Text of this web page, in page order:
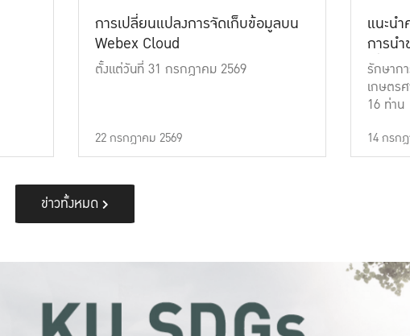
การเปลี่ยนแปลงการจัดเก็บข้อมูลบน
Webex Cloud
ตั้งแต่วันที่ 31 กรกฎาคม 2569
22 กรกฎาคม 2569
แนะน
การน
เที่ยงธ
รักษาก
เกษตร
16 ท่าน
14 กรก
ข่าวทั้งหมด